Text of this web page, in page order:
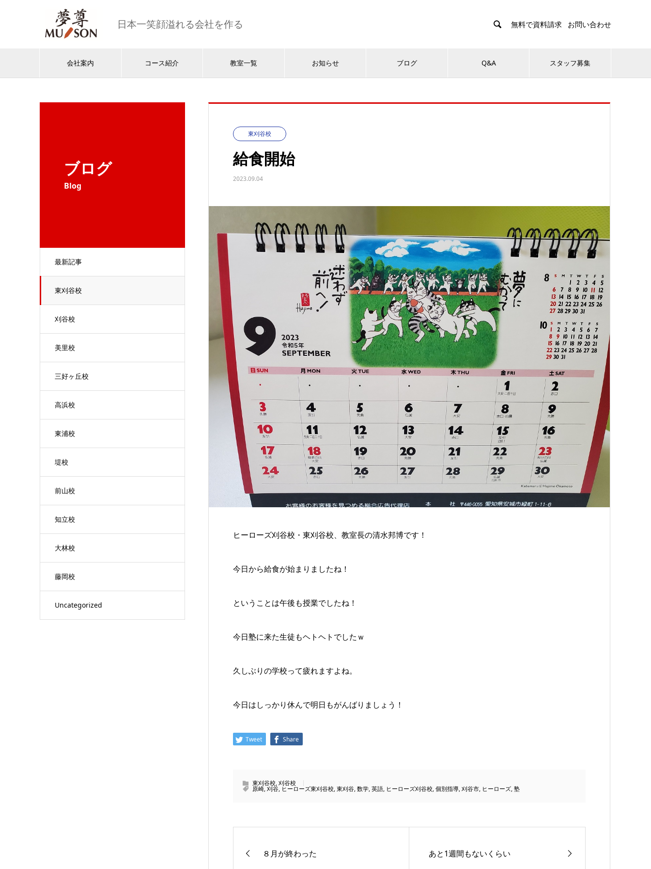
日本一笑顔溢れる会社を作る  無料で資料請求 お問い合わせ
会社案内 コース紹介 教室一覧 お知らせ ブログ Q&A スタッフ募集
ブログ
Blog
最新記事
東刈谷校
刈谷校
美里校
三好ヶ丘校
高浜校
東浦校
堤校
前山校
知立校
大林校
藤岡校
Uncategorized
東刈谷校
給食開始
2023.09.04
ヒーローズ刈谷校・東刈谷校、教室長の清水邦博です！
今日から給食が始まりましたね！
ということは午後も授業でしたね！
今日塾に来た生徒もヘトヘトでしたｗ
久しぶりの学校って疲れますよね。
今日はしっかり休んで明日もがんばりましょう！
Tweet Share
東刈谷校,刈谷校
原崎,刈谷, ヒーローズ東刈谷校,東刈谷,数学,英語, ヒーローズ刈谷校,個別指導,刈谷市, ヒーローズ,塾
８月が終わった あと1週間もないくらい